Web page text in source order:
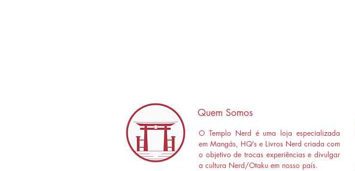
Quem Somos
O Templo Nerd é uma loja especializada
em Mangás, HQ's e Livros Nerd criada com
o objetivo de trocas experiências e divulgar
a cultura Nerd/Otaku em nosso país.